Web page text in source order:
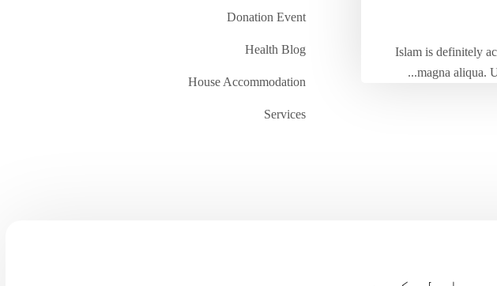
Islam is definitely
magna aliqua.
Donation Event
Health Blog
House Accommodation
Services